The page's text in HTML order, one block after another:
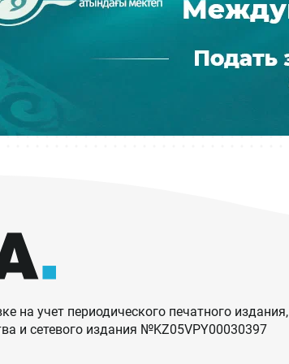
на учет периодического печатного издания,
и сетевого издания №KZ05VPY00030397